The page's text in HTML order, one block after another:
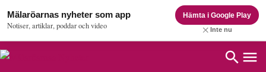
Mälaröarnas nyheter som app
Notiser, artiklar, poddar och video
Hämta i Google Play
Inte nu